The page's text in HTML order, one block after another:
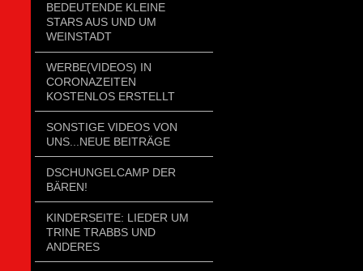
BEDEUTENDE KLEINE
STARS AUS UND UM
WEINSTADT
WERBE(VIDEOS) IN
CORONAZEITEN
KOSTENLOS ERSTELLT
SONSTIGE VIDEOS VON
UNS...NEUE BEITRÄGE
DSCHUNGELCAMP DER
BÄREN!
KINDERSEITE: LIEDER UM
TRINE TRABBS UND
ANDERES